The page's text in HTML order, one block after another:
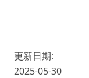
更新日期:
2025-05-30